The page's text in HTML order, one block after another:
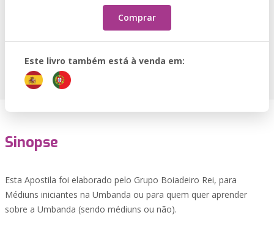
Comprar
Este livro também está à venda em:
Sinopse
Esta Apostila foi elaborado pelo Grupo Boiadeiro Rei, para
Médiuns iniciantes na Umbanda ou para quem quer aprender
sobre a Umbanda (sendo médiuns ou não).